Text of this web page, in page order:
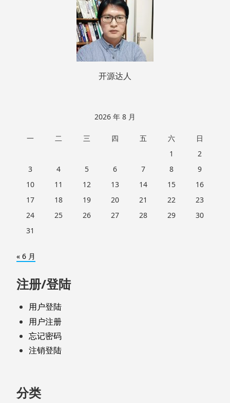
开源达人
2026 年 8 月
一 二 三 四 五 六
日
1
2
3
4 5 6 7 8
9
10
11 12 13 14 15
16
17
18 19 20 21 22
23
24
25 26 27 28 29
30
31
« 6 月
注册/登陆
用户登陆
用户注册
忘记密码
注销登陆
分类